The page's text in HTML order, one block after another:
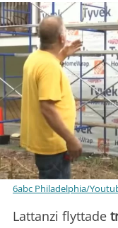
6abc Philadelphia/
Lattanzi flyttade